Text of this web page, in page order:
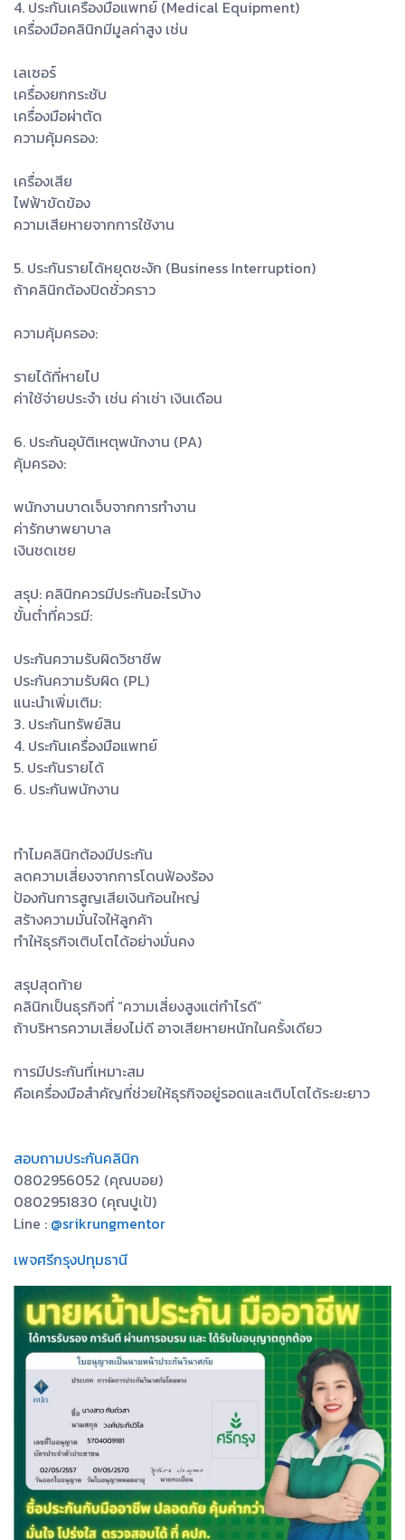
4. ประกันเครื่องมือแพทย์ (Medical Equipment)
เครื่องมือคลินิกมีมูลค่าสูง เช่น
เลเซอร์
เครื่องยกกระชับ
เครื่องมือผ่าตัด
ความคุ้มครอง:
เครื่องเสีย
ไฟฟ้าขัดข้อง
ความเสียหายจากการใช้งาน
5. ประกันรายได้หยุดชะงัก (Business Interruption)
ถ้าคลินิกต้องปิดชั่วคราว
ความคุ้มครอง:
รายได้ที่หายไป
ค่าใช้จ่ายประจำ เช่น ค่าเช่า เงินเดือน
6. ประกันอุบัติเหตุพนักงาน (PA)
คุ้มครอง:
พนักงานบาดเจ็บจากการทำงาน
ค่ารักษาพยาบาล
เงินชดเชย
สรุป: คลินิกควรมีประกันอะไรบ้าง
ขั้นต่ำที่ควรมี:
ประกันความรับผิดวิชาชีพ
ประกันความรับผิด (PL)
แนะนำเพิ่มเติม:
3. ประกันทรัพย์สิน
4. ประกันเครื่องมือแพทย์
5. ประกันรายได้
6. ประกันพนักงาน
ทำไมคลินิกต้องมีประกัน
ลดความเสี่ยงจากการโดนฟ้องร้อง
ป้องกันการสูญเสียเงินก้อนใหญ่
สร้างความมั่นใจให้ลูกค้า
ทำให้ธุรกิจเติบโตได้อย่างมั่นคง
สรุปสุดท้าย
คลินิกเป็นธุรกิจที่ “ความเสี่ยงสูงแต่กำไรดี”
ถ้าบริหารความเสี่ยงไม่ดี อาจเสียหายหนักในครั้งเดียว
การมีประกันที่เหมาะสม
คือเครื่องมือสำคัญที่ช่วยให้ธุรกิจอยู่รอดและเติบโตได้ระยะยาว
สอบถามประกันคลินิก
0802956052 (คุณบอย)
0802951830 (คุณปูเป้)
Line : @srikrungmentor
เพจศรีกรุงปทุมธานี